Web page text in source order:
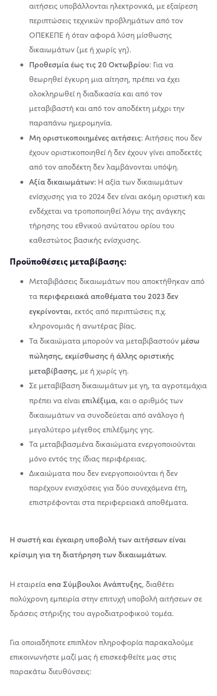
αιτήσεις υποβάλλονται ηλεκτρονικά, με εξαίρεση
περιπτώσεις τεχνικών προβλημάτων από τον
ΟΠΕΚΕΠΕ ή όταν αφορά λύση μίσθωσης
δικαιωμάτων (με ή χωρίς γη).
Προθεσμία έως τις 20 Οκτωβρίου: Για να
θεωρηθεί έγκυρη μια αίτηση, πρέπει να έχει
ολοκληρωθεί η διαδικασία και από τον
μεταβιβαστή και από τον αποδέκτη μέχρι την
παραπάνω ημερομηνία.
Μη οριστικοποιημένες αιτήσεις: Αιτήσεις που δεν
έχουν οριστικοποιηθεί ή δεν έχουν γίνει αποδεκτές
από τον αποδέκτη δεν λαμβάνονται υπόψη.
Αξία δικαιωμάτων: Η αξία των δικαιωμάτων
ενίσχυσης για το 2024 δεν είναι ακόμη οριστική και
ενδέχεται να τροποποιηθεί λόγω της ανάγκης
τήρησης του εθνικού ανώτατου ορίου του
καθεστώτος βασικής ενίσχυσης.
Προϋποθέσεις μεταβίβασης:
Μεταβιβάσεις δικαιωμάτων που αποκτήθηκαν από
ταπεριφερειακά αποθέματα του 2023 δεν
εγκρίνονται, εκτός από περιπτώσεις π.χ.
κληρονομιάς ή ανωτέρας βίας.
Τα δικαιώματα μπορούν να μεταβιβαστούν μέσω
πώλησης, εκμίσθωσης ή άλλης οριστικής
μεταβίβασης, με ή χωρίς γη.
Σε μεταβίβαση δικαιωμάτων με γη, τα αγροτεμάχια
πρέπει να είναιεπιλέξιμα, και ο αριθμός των
δικαιωμάτων να συνοδεύεται από ανάλογο ή
μεγαλύτερο μέγεθος επιλέξιμης γης.
Τα μεταβιβασμένα δικαιώματα ενεργοποιούνται
μόνο εντός της ίδιας περιφέρειας.
Δικαιώματα που δεν ενεργοποιούνται ή δεν
παρέχουν ενισχύσεις για δύο συνεχόμενα έτη,
επιστρέφονται στα περιφερειακά αποθέματα.
Η σωστή και έγκαιρη υποβολή των αιτήσεων είναι
κρίσιμη για τη διατήρηση των δικαιωμάτων.
Η εταιρείαena Σύμβουλοι Ανάπτυξης, διαθέτει
πολύχρονη εμπειρία στην επιτυχή υποβολή αιτήσεων σε
δράσεις στήριξης του αγροδιατροφικού τομέα.
Για οποιαδήποτε επιπλέον πληροφορία παρακαλούμε
επικοινωνήστε μαζί μας ή επισκεφθείτε μας στις
παρακάτω διευθύνσεις: